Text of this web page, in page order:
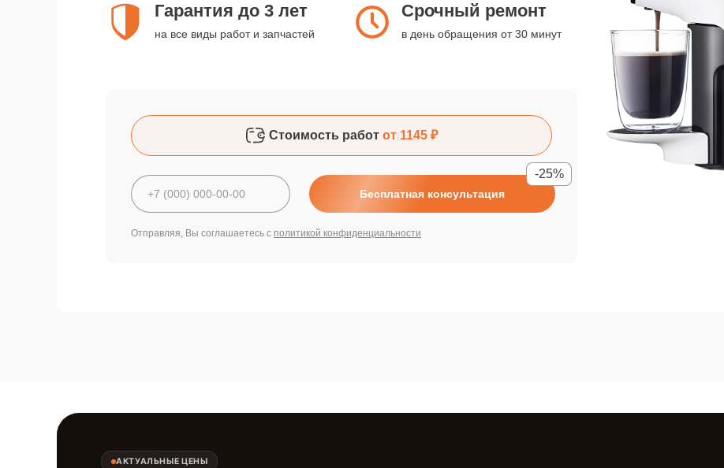
Гарантия до 3 лет
на все виды работ и запчастей
Срочный ремонт
в день обращения от 30 минут
Стоимость работ от 1145 ₽
Бесплатная консультация
-25%
Отправляя, Вы соглашаетесь с политикой конфиденциальности
АКТУАЛЬНЫЕ ЦЕНЫ